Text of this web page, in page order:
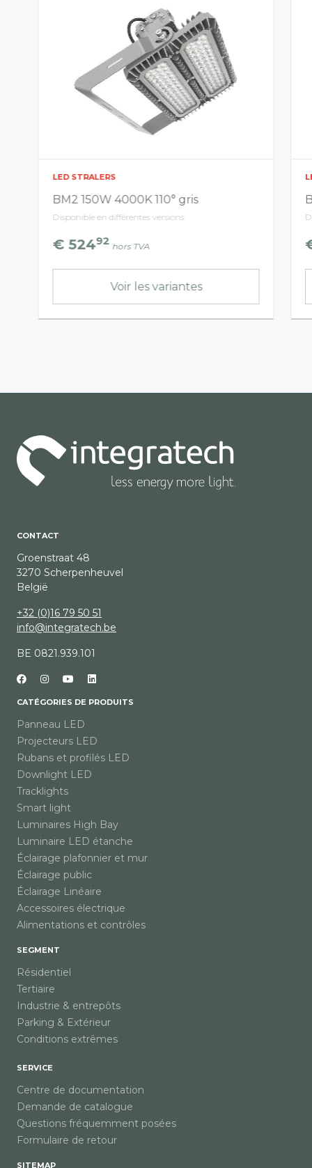
LED STRALERS
BM2 150W 4000K 110° gris
Disponible en différentes versions
€ 52492 hors TVA
Voir les variantes
CONTACT
Groenstraat 48
3270 Scherpenheuvel
België
+32 (0)16 79 50 51
info@integratech.be
BE 0821.939.101
CATÉGORIES DE PRODUITS
Panneau LED
Projecteurs LED
Rubans et profilés LED
Downlight LED
Tracklights
Smart light
Luminaires High Bay
Luminaire LED étanche
Éclairage plafonnier et mur
Éclairage public
Éclairage Linéaire
Accessoires électrique
Alimentations et contrôles
SEGMENT
Résidentiel
Tertiaire
Industrie & entrepôts
Parking & Extérieur
Conditions extrêmes
SERVICE
Centre de documentation
Demande de catalogue
Questions fréquemment posées
Formulaire de retour
SITEMAP